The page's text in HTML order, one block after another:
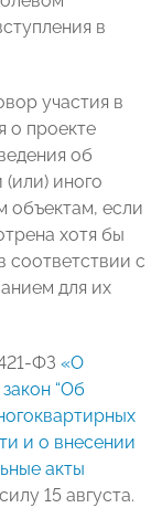
в
участия в
о проекте
об
иного
объектам, если
хотя бы
соответствии с
для их
ФЗ «О
“Об
и о внесении
акты
15 августа.